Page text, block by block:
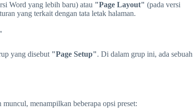
Word yang lebih baru) atau "Page Layout" (pada versi
yang terkait dengan tata letak halaman.
yang disebut "Page Setup". Di dalam grup ini, ada sebuah
menampilkan beberapa opsi preset: